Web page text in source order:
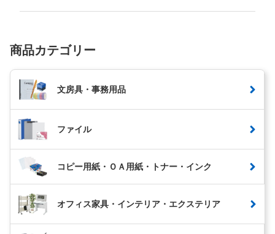
商品カテゴリー
文房具・事務用品
ファイル
コピー用紙・ＯＡ用紙・トナー・インク
オフィス家具・インテリア・エクステリア